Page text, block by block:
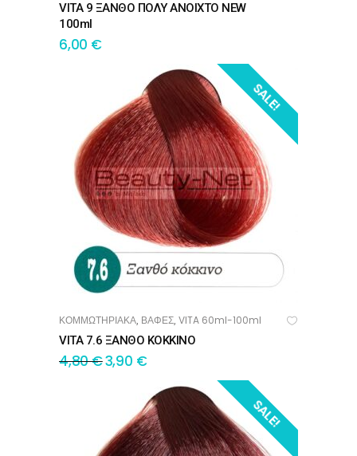
VITA 9 ΞΑΝΘΟ ΠΟΛΥ ΑΝΟΙΧΤΟ NEW
100ml
6,00 €
SALE!
ΠΡΟΣΘΉΚΗ ΣΤΟ ΚΑΛΆΘΙ
ΚΟΜΜΩΤΗΡΙΑΚΑ, ΒΑΦΕΣ, VITA 60ml-100ml
VITA 7.6 ΞΑΝΘΟ ΚΟΚΚΙΝΟ
4,80€3,90 €
SALE!